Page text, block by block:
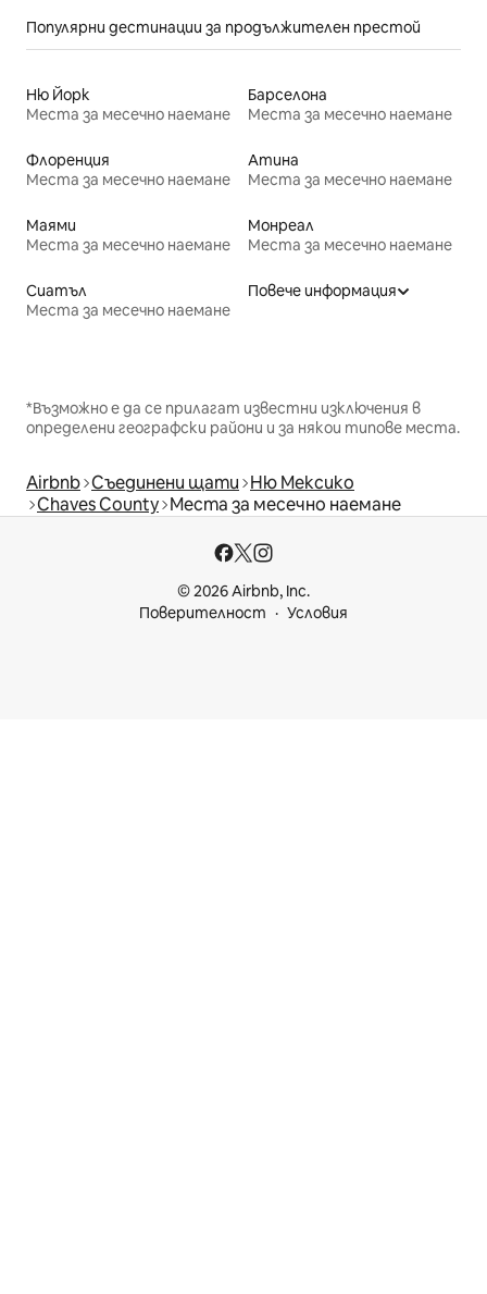
Популярни дестинации за продължителен престой
Ню Йорк
Места за месечно наемане
Барселона
Места за месечно наемане
Флоренция
Места за месечно наемане
Атина
Места за месечно наемане
Маями
Места за месечно наемане
Монреал
Места за месечно наемане
Сиатъл
Места за месечно наемане
Повече информация
*Възможно е да се прилагат известни изключения в
определени географски райони и за някои типове места.
Airbnb Съединени щати Ню Мексико
Chaves County Места за месечно наемане
© 2026 Airbnb, Inc.
Поверителност
Условия